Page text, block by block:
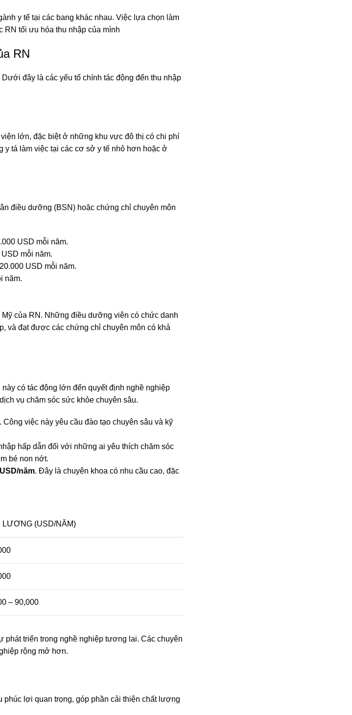
y tế tại các bang khác nhau. Việc lựa chọn làm
tối ưu hóa thu nhập của mình​
RN
đây là các yếu tố chính tác động đến thu nhập
lớn, đặc biệt ở những khu vực đô thị có chi phí
tá làm việc tại các cơ sở y tế nhỏ hơn hoặc ở
điều dưỡng (BSN) hoặc chứng chỉ chuyên môn
USD mỗi năm.
mỗi năm.
USD mỗi năm.
năm.
của RN. Những điều dưỡng viên có chức danh
và đạt được các chứng chỉ chuyên môn có khả
có tác động lớn đến quyết định nghề nghiệp
vụ chăm sóc sức khỏe chuyên sâu.
. Công việc này yêu cầu đào tạo chuyên sâu và kỹ
hấp dẫn đối với những ai yêu thích chăm sóc
bé non nớt.
năm. Đây là chuyên khoa có nhu cầu cao, đặc
LƯƠNG (USD/NĂM)
– 90,000
triển trong nghề nghiệp tương lai. Các chuyên
rộng mở hơn.
lợi quan trọng, góp phần cải thiện chất lượng